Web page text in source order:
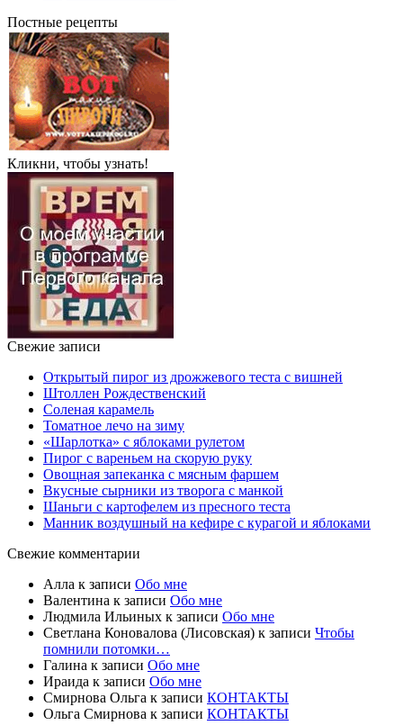
Постные рецепты
Кликни, чтобы узнать!
Свежие записи
Открытый пирог из дрожжевого теста с вишней
Штоллен Рождественский
Соленая карамель
Томатное лечо на зиму
«Шарлотка» с яблоками рулетом
Пирог с вареньем на скорую руку
Овощная запеканка с мясным фаршем
Вкусные сырники из творога с манкой
Шаньги с картофелем из пресного теста
Манник воздушный на кефире с курагой и яблоками
Свежие комментарии
Алла к записи Обо мне
Валентина к записи Обо мне
Людмила Ильиных к записи Обо мне
Светлана Коновалова (Лисовская) к записи Чтобы
помнили потомки…
Галина к записи Обо мне
Ираида к записи Обо мне
Смирнова Ольга к записи КОНТАКТЫ
Ольга Смирнова к записи КОНТАКТЫ